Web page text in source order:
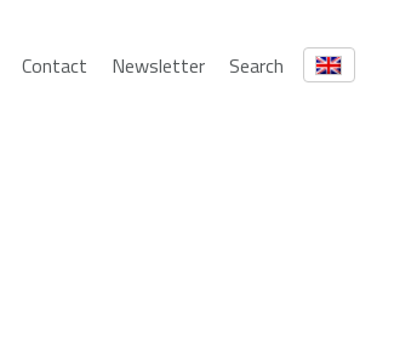
Contact Newsletter Search